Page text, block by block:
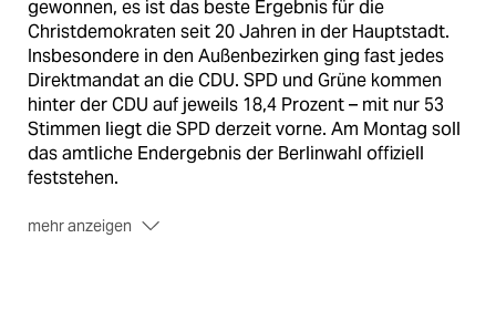
gewonnen, es ist das beste Ergebnis für die
Christdemokraten seit 20 Jahren in der Hauptstadt.
Insbesondere in den Außenbezirken ging fast jedes
Direktmandat an die CDU. SPD und Grüne kommen
hinter der CDU auf jeweils 18,4 Prozent – mit nur 53
Stimmen liegt die SPD derzeit vorne. Am Montag soll
das amtliche Endergebnis der Berlinwahl offiziell
feststehen.
mehr anzeigen